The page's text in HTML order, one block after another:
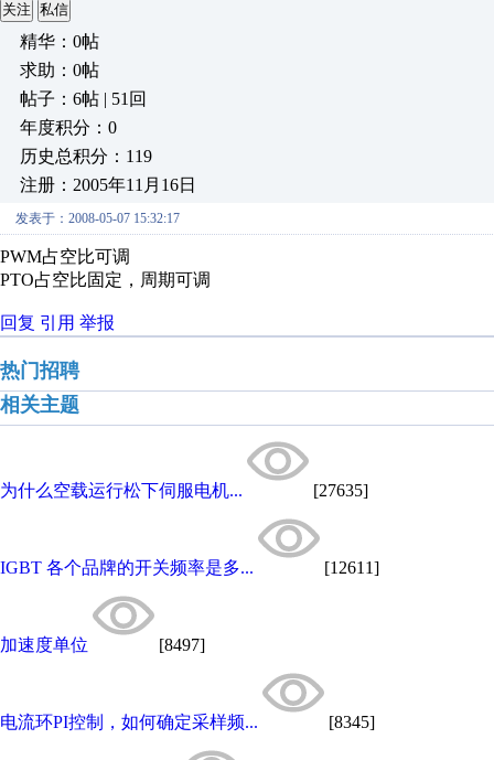
关注 私信
精华：0帖
求助：0帖
帖子：6帖 | 51回
年度积分：0
历史总积分：119
注册：2005年11月16日
发表于：2008-05-07 15:32:17
PWM占空比可调
PTO占空比固定，周期可调
回复 引用 举报
热门招聘
相关主题
为什么空载运行松下伺服电机... [27635]
IGBT 各个品牌的开关频率是多... [12611]
加速度单位 [8497]
电流环PI控制，如何确定采样频... [8345]